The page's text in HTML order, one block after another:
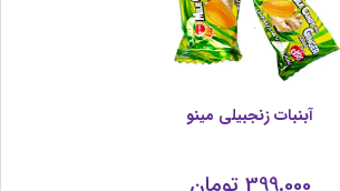
آبنبات زنجبیلی مینو